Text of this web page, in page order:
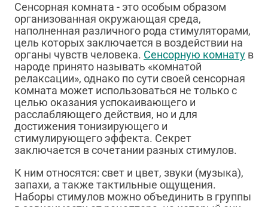
Сенсорная комната - это особым образом
организованная окружающая среда,
наполненная различного рода стимуляторами,
цель которых заключается в воздействии на
органы чувств человека. Сенсорную комнату в
народе принято называть «комнатой
релаксации», однако по сути своей сенсорная
комната может использоваться не только с
целью оказания успокаивающего и
расслабляющего действия, но и для
достижения тонизирующего и
стимулирующего эффекта. Секрет
заключается в сочетании разных стимулов.
К ним относятся: свет и цвет, звуки (музыка),
запахи, а также тактильные ощущения.
Наборы стимулов можно объединить в группы